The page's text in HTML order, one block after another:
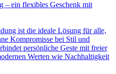
– ein flexibles Geschenk mit
ist die ideale Lösung für alle,
Kompromisse bei Stil und
persönliche Geste mit freier
Werten wie Nachhaltigkeit